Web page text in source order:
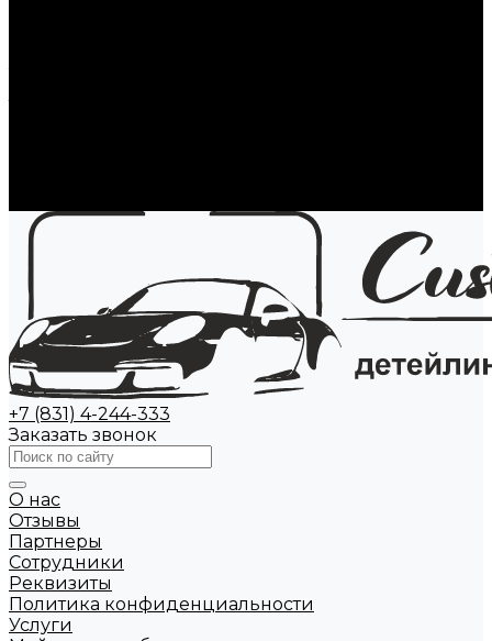
+7 (831) 4-244-333
Заказать звонок
О нас
Отзывы
Партнеры
Сотрудники
Реквизиты
Политика конфиденциальности
Услуги